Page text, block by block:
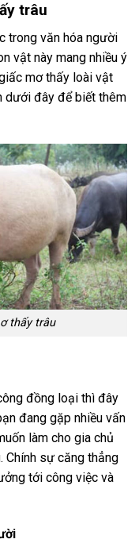
trâu
trong văn hóa người
vật này mang nhiều ý
mơ thấy loài vật
dưới đây để biết thêm
thấy trâu
đồng loại thì đây
đang gặp nhiều vấn
làm cho gia chủ
Chính sự căng thẳng
tới công việc và